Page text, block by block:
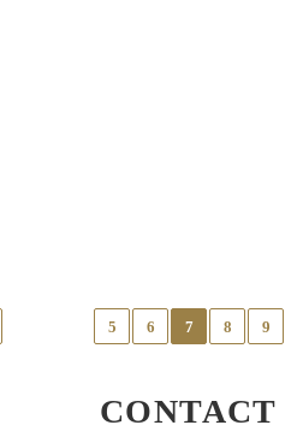
5 6 7 8 9
CONTACT